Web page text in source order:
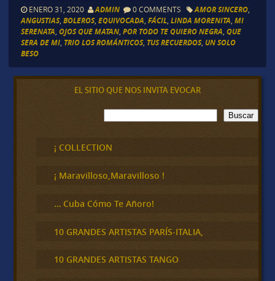
ENERO 31, 2020 ADMIN 0 COMMENTS AMOR SINCERO,
ANGUSTIAS, BOLEROS, EQUIVOCADA, FÁCIL, LINDA MORENITA, MI
SERENATA, OJOS QUE MATAN, POR TODO TE QUIERO NEGRA, QUE
SERA DE MI, TRIO LOS ROMÁNTICOS, TUS RECUERDOS, UN SOLO
BESO
EL SITIO QUE NOS INVITA EVOCAR
B
u
c
a
Buscar
¡ COLLECTION
¡ Maravilloso,Maravilloso !
… Cuba Cómo Te Añoro!
10 GRANDES ARTISTAS PARÍS-ITALIA,
10 GRANDES ARTISTAS TANGO